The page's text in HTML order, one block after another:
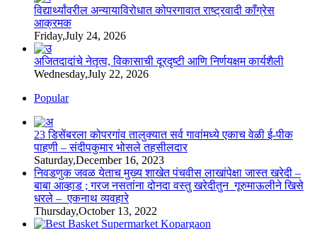
विद्यार्थ्यांवरील अन्यायाविरोधात कोपरगावात राष्ट्रवादी काँग्रेस
आक्रमक
Friday,July 24, 2026
अजितदादांचे नेतृत्व, विकासाची दूरदृष्टी आणि निर्णयक्षम कार्यशैली
Wednesday,July 22, 2026
Popular
23 डिसेंबरला कोपरगांव तालुक्‍यात सर्व गावांमध्ये एकाच वेळी ई-पीक
पाहणी – संदीपकुमार भोसले तहसीलदार
Saturday,December 16, 2023
निवडणुक जवळ येताच मुख्य शाखेत पंचवीस लाखांपेक्षा जास्त खरेदी –
बाबा आव्हाड ; गरज नसतांना दोनदा वस्तु खरेदीतुन गूरुमाऊलीने खिसे
धरले – एकनाथ व्यवहारे
Thursday,October 13, 2022